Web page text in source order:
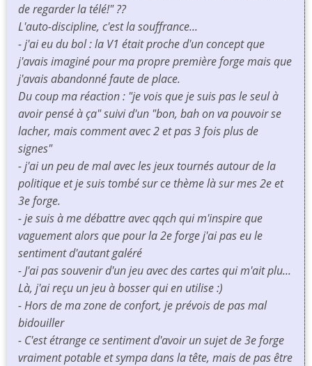
de regarder la télé!" ??
L'auto-discipline, c'est la souffrance...
- j'ai eu du bol : la V1 était proche d'un concept que
j'avais imaginé pour ma propre première forge mais que
j'avais abandonné faute de place.
Du coup ma réaction : "je vois que je suis pas le seul à
avoir pensé à ça" suivi d'un "bon, bah on va pouvoir se
lacher, mais comment avec 2 et pas 3 fois plus de
signes"
- j'ai un peu de mal avec les jeux tournés autour de la
politique et je suis tombé sur ce thème là sur mes 2e et
3e forge.
- je suis à me débattre avec qqch qui m'inspire que
vaguement alors que pour la 2e forge j'ai pas eu le
sentiment d'autant galéré
- J'ai pas souvenir d'un jeu avec des cartes qui m'ait plu...
Là, j'ai reçu un jeu à bosser qui en utilise :)
- Hors de ma zone de confort, je prévois de pas mal
bidouiller
- C'est étrange ce sentiment d'avoir un sujet de 3e forge
vraiment potable et sympa dans la tête, mais de pas être